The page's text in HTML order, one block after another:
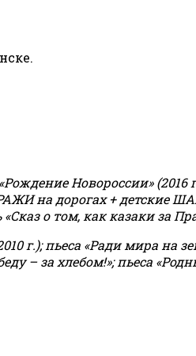
Новороссии» (2016
на дорогах + детские
о том, как казаки за
г.); пьеса «Ради мира на
– за хлебом!»;пьеса